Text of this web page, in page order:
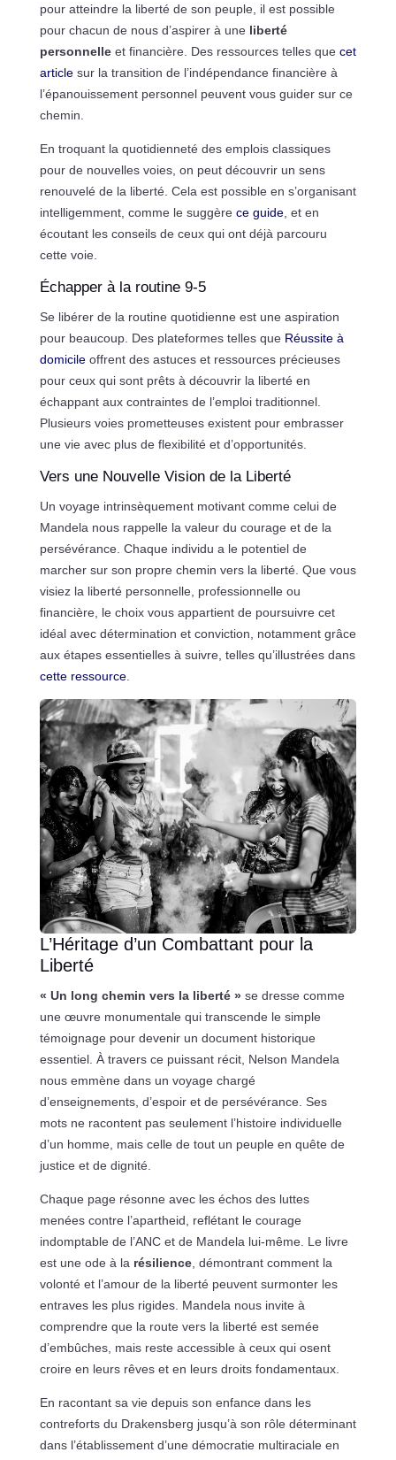
pour atteindre la liberté de son peuple, il est possible
pour chacun de nous d’aspirer à une liberté
personnelleet financière. Des ressources telles que cet
articlesur la transition de l’indépendance financière à
l’épanouissement personnel peuvent vous guider sur ce
chemin.
En troquant la quotidienneté des emplois classiques
pour de nouvelles voies, on peut découvrir un sens
renouvelé de la liberté. Cela est possible en s’organisant
intelligemment, comme le suggère ce guide, et en
écoutant les conseils de ceux qui ont déjà parcouru
cette voie.
Échapper à la routine 9-5
Se libérer de la routine quotidienne est une aspiration
pour beaucoup. Des plateformes telles que Réussite à
domicileoffrent des astuces et ressources précieuses
pour ceux qui sont prêts à découvrir la liberté en
échappant aux contraintes de l’emploi traditionnel.
Plusieurs voies prometteuses existent pour embrasser
une vie avec plus de flexibilité et d’opportunités.
Vers une Nouvelle Vision de la Liberté
Un voyage intrinsèquement motivant comme celui de
Mandela nous rappelle la valeur du courage et de la
persévérance. Chaque individu a le potentiel de
marcher sur son propre chemin vers la liberté. Que vous
visiez la liberté personnelle, professionnelle ou
financière, le choix vous appartient de poursuivre cet
idéal avec détermination et conviction, notamment grâce
aux étapes essentielles à suivre, telles qu’illustrées dans
cette ressource.
L’Héritage d’un Combattant pour la
Liberté
« Un long chemin vers la liberté »se dresse comme
une œuvre monumentale qui transcende le simple
témoignage pour devenir un document historique
essentiel. À travers ce puissant récit, Nelson Mandela
nous emmène dans un voyage chargé
d’enseignements, d’espoir et de persévérance. Ses
mots ne racontent pas seulement l’histoire individuelle
d’un homme, mais celle de tout un peuple en quête de
justice et de dignité.
Chaque page résonne avec les échos des luttes
menées contre l’apartheid, reflétant le courage
indomptable de l’ANC et de Mandela lui-même. Le livre
est une ode à la résilience, démontrant comment la
volonté et l’amour de la liberté peuvent surmonter les
entraves les plus rigides. Mandela nous invite à
comprendre que la route vers la liberté est semée
d’embûches, mais reste accessible à ceux qui osent
croire en leurs rêves et en leurs droits fondamentaux.
En racontant sa vie depuis son enfance dans les
contreforts du Drakensberg jusqu’à son rôle déterminant
dans l’établissement d’une démocratie multiraciale en